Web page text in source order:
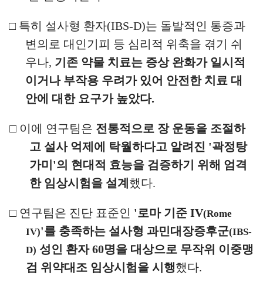
□ 특히 설사형 환자(IBS-D)는 돌발적인 통증과
변의로 대인기피 등 심리적 위축을 겪기 쉬
우나, 기존 약물 치료는 증상 완화가 일시적
이거나 부작용 우려가 있어 안전한 치료 대
안에 대한 요구가 높았다.
□ 이에 연구팀은 전통적으로 장 운동을 조절하
고 설사 억제에 탁월하다고 알려진 '곽정탕
가미 '의 현대적 효능을 검증하기 위해 엄격
한 임상시험을 설계 했다.
□ 연구팀은 진단 표준인 '로마 기준 IV(Rome
IV)'를 충족하는 설사형 과민대장증후군(IBS-
D) 성인 환자60명을 대상으로 무작위 이중맹
검 위약대조 임상시험을 시행했다.